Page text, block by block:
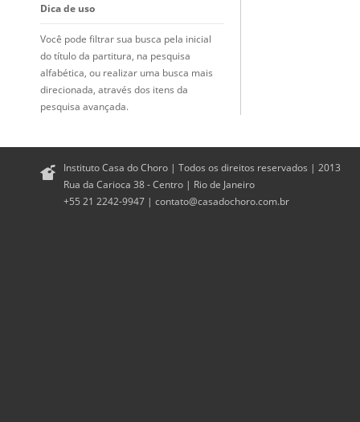
Dica de uso
Você pode filtrar sua busca pela inicial
do título da partitura, na pesquisa
alfabética, ou realizar uma busca mais
direcionada, através dos itens da
pesquisa avançada.
Instituto Casa do Choro | Todos os direitos reservados | 2013
Rua da Carioca 38 - Centro | Rio de Janeiro
+55 21 2242-9947 | contato@casadochoro.com.br